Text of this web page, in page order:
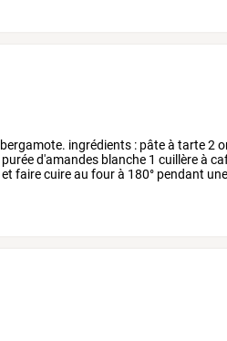
bergamote. ingrédients : pâteà tarte2
puréed'amandes blanche 1 cuillèreà
et fairecuireau fourà 180° pendant une